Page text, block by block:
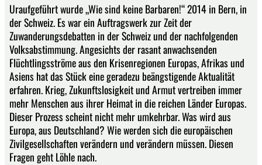
Uraufgeführt wurde „Wie sind keine Barbaren!“ 2014 in Bern, in
der Schweiz. Es war ein Auftragswerk zur Zeit der
Zuwanderungsdebatten in der Schweiz und der nachfolgenden
Volksabstimmung. Angesichts der rasant anwachsenden
Flüchtlingsströme aus den Krisenregionen Europas, Afrikas und
Asiens hat das Stück eine geradezu beängstigende Aktualität
erfahren. Krieg, Zukunftslosigkeit und Armut vertreiben immer
mehr Menschen aus ihrer Heimat in die reichen Länder Europas.
Dieser Prozess scheint nicht mehr umkehrbar. Was wird aus
Europa, aus Deutschland? Wie werden sich die europäischen
Zivilgesellschaften verändern und verändern müssen. Diesen
Fragen geht Löhle nach.